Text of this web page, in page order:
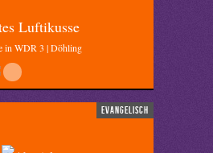
Luftikusse
in WDR 3 | Döhling
evangelisch